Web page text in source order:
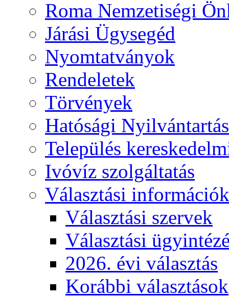
Roma Nemzetiségi
Járási Ügysegéd
Nyomtatványok
Rendeletek
Törvények
Hatósági
Település
Ivóvíz szolgáltatás
Választási információk
Választási szervek
Választási
2026. évi választás
Korábbi választások